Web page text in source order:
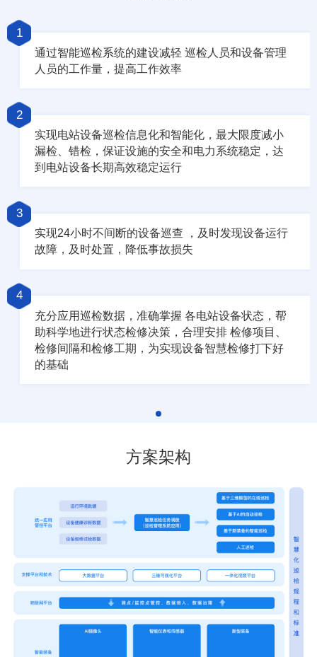
1
通过智能巡检系统的建设减轻 巡检人员和设备管理
人员的工作量，提高工作效率
2
实现电站设备巡检信息化和智能化，最大限度减小
漏检、错检，保证设施的安全和电力系统稳定，达
到电站设备长期高效稳定运行
3
实现24小时不间断的设备巡查 ，及时发现设备运行
故障，及时处置，降低事故损失
4
充分应用巡检数据，准确掌握 各电站设备状态，帮
助科学地进行状态检修决策，合理安排 检修项目、
检修间隔和检修工期，为实现设备智慧检修打下好
的基础
方案架构